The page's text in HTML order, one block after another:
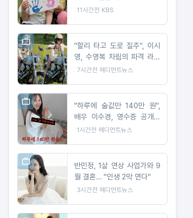
침 베테랑(?) 이수근, 텐트 설
11시간전 KBS
"할리 타고 도로 질주", 이시
영, 수영복 차림의 파격 라이
딩 공개
7시간전 메디먼트뉴스
"하루에 술값만 140만 원",
배우 이수경, 영수증 공개에
제작진 '경악'
1시간전 메디먼트뉴스
반민정, 1살 연상 사업가와 9
월 결혼… "인생 2막 연다"
3시간전 메디먼트뉴스